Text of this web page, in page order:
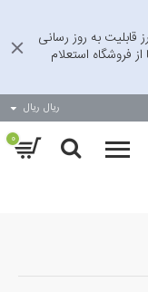
به روز رسانی
فروشگاه استعلام
ریال ریال
0